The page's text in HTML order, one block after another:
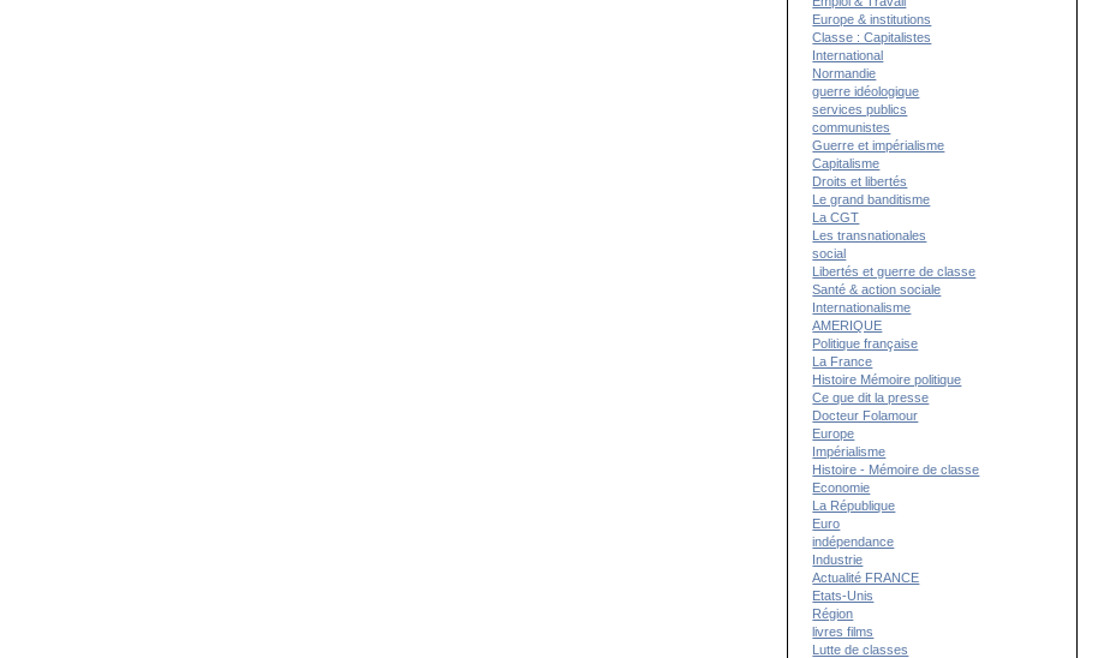
Europe & institutions
Classe : Capitalistes
International
Normandie
guerre idéologique
services publics
communistes
Guerre et impérialisme
Capitalisme
Droits et libertés
Le grand banditisme
La CGT
Les transnationales
social
Libertés et guerre de classe
Santé & action sociale
Internationalisme
AMERIQUE
Politique française
La France
Histoire Mémoire politique
Ce que dit la presse
Docteur Folamour
Europe
Impérialisme
Histoire - Mémoire de classe
Economie
La République
Euro
indépendance
Industrie
Actualité FRANCE
Etats-Unis
Région
livres films
Lutte de classes